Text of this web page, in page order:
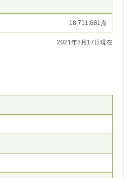
2021年8月17日現在
18,711,681点